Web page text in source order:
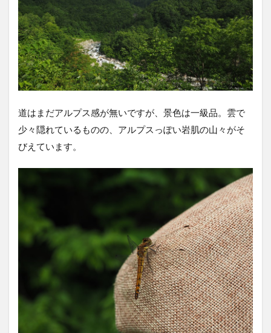
道はまだアルプス感が無いですが、景色は一級品。雲で
少々隠れているものの、アルプスっぽい岩肌の山々がそ
びえています。